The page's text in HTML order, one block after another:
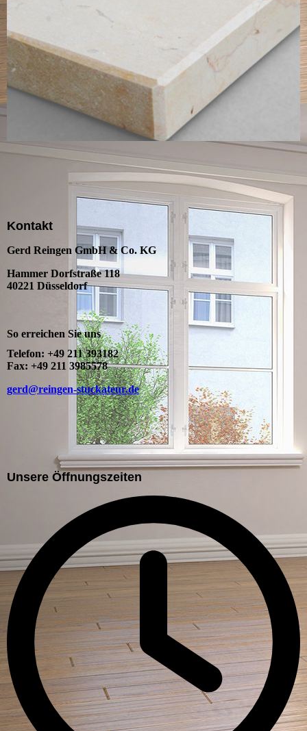
Kontakt
Gerd Reingen GmbH & Co. KG
Hammer Dorfstraße 118
40221 Düsseldorf
So erreichen Sie uns
Telefon: +49 211 393182
Fax: +49 211 3985578
gerd@reingen-stuckateur.de
Unsere Öffnungszeiten